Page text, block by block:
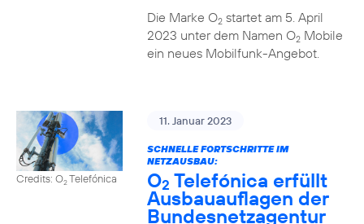
Die Marke O2startet am 5. April
2023 unter dem Namen O2Mobile
ein neues Mobilfunk-Angebot.
Credits: O2Telefónica
11. Januar 2023
SCHNELLE FORTSCHRITTE IM
NETZAUSBAU:
O2 Telefónica erfüllt
Ausbauauflagen der
Bundesnetzagentur